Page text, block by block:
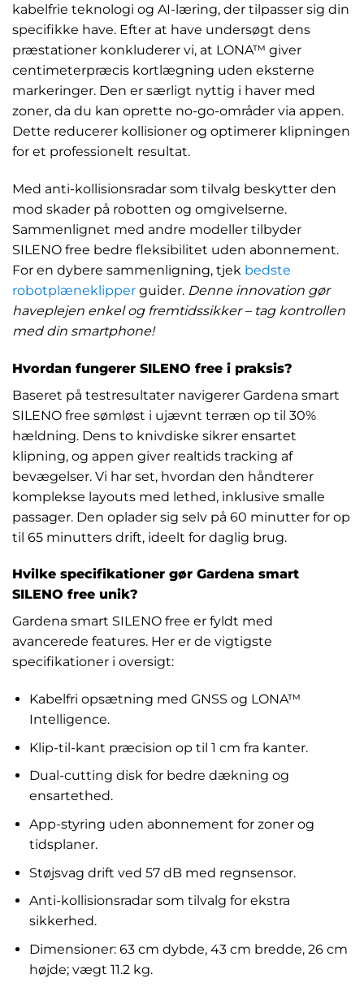
kabelfrie teknologi og AI-læring, der tilpasser sig din
specifikke have. Efter at have undersøgt dens
præstationer konkluderer vi, at LONA™ giver
centimeterpræcis kortlægning uden eksterne
markeringer. Den er særligt nyttig i haver med
zoner, da du kan oprette no-go-områder via appen.
Dette reducerer kollisioner og optimerer klipningen
for et professionelt resultat.
Med anti-kollisionsradar som tilvalg beskytter den
mod skader på robotten og omgivelserne.
Sammenlignet med andre modeller tilbyder
SILENO free bedre fleksibilitet uden abonnement.
For en dybere sammenligning, tjek bedste
robotplæneklipper guider. Denne innovation gør
haveplejen enkel og fremtidssikker – tag kontrollen
med din smartphone!
Hvordan fungerer SILENO free i praksis?
Baseret på testresultater navigerer Gardena smart
SILENO free sømløst i ujævnt terræn op til 30%
hældning. Dens to knivdiske sikrer ensartet
klipning, og appen giver realtids tracking af
bevægelser. Vi har set, hvordan den håndterer
komplekse layouts med lethed, inklusive smalle
passager. Den oplader sig selv på 60 minutter for op
til 65 minutters drift, ideelt for daglig brug.
Hvilke specifikationer gør Gardena smart
SILENO free unik?
Gardena smart SILENO free er fyldt med
avancerede features. Her er de vigtigste
specifikationer i oversigt:
Kabelfri opsætning med GNSS og LONA™
Intelligence.
Klip-til-kant præcision op til 1 cm fra kanter.
Dual-cutting disk for bedre dækning og
ensartethed.
App-styring uden abonnement for zoner og
tidsplaner.
Støjsvag drift ved 57 dB med regnsensor.
Anti-kollisionsradar som tilvalg for ekstra
sikkerhed.
Dimensioner: 63 cm dybde, 43 cm bredde, 26 cm
højde; vægt 11.2 kg.